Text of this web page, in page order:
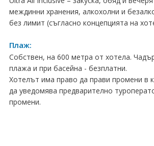
САМОЛЕТНИ БИЛЕТИ
ХОТЕЛИ
Хотели в България
Хотели в чужбина
междинни хранения, алкохолни и
без лимит (съгласно концепцията на
Плаж:
Собствен, на 600 метра от хотела.
плажа и при басейна - безплатни.
Хотелът има право да прави промени в
да уведомява предварително
промени.